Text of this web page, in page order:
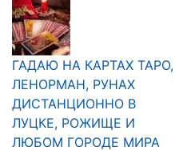
ГАДАЮ НА КАРТАХ ТАРО,
ЛЕНОРМАН, РУНАХ
ДИСТАНЦИОННО В
ЛУЦКЕ, РОЖИЩЕ И
ЛЮБОМ ГОРОДЕ МИРА